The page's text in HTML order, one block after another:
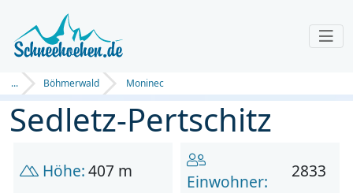
... Böhmerwald Moninec
Sedletz-Pertschitz
Höhe:407 m
Einwohner:
2833